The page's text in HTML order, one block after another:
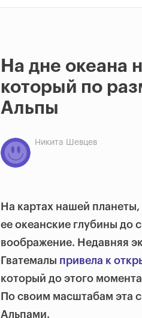
На дне океана
который по
Альпы
Никита Шевцев
На картах нашей
ее океанские глубины до
воображение. Недавняя
Гватемалы привела к
который до этого
По своим масштабам эта
Альпами.